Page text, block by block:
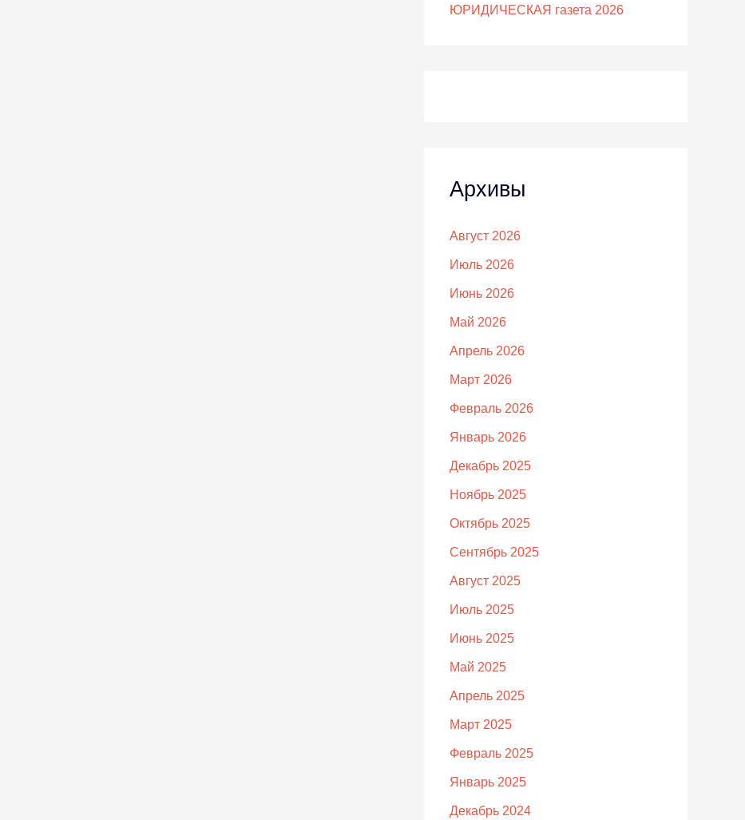
ЮРИДИЧЕСКАЯ газета 2026
Архивы
Август 2026
Июль 2026
Июнь 2026
Май 2026
Апрель 2026
Март 2026
Февраль 2026
Январь 2026
Декабрь 2025
Ноябрь 2025
Октябрь 2025
Сентябрь 2025
Август 2025
Июль 2025
Июнь 2025
Май 2025
Апрель 2025
Март 2025
Февраль 2025
Январь 2025
Декабрь 2024